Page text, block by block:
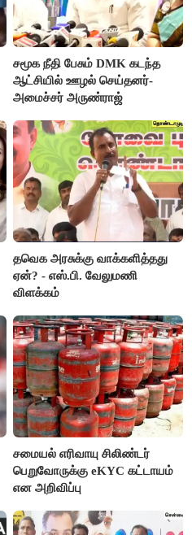
சமூக நீதி பேசும் DMK கடந்த
ஆட்சியில் ஊழல் செய்தனர்-
அமைச்சர் அருண்ராஜ்
தவெக அரசுக்கு வாக்களித்தது
ஏன்? - எஸ்.பி. வேலுமணி
விளக்கம்
சமையல் எரிவாயு சிலிண்டர்
பெறுவோருக்கு eKYC கட்டாயம்
என அறிவிப்பு